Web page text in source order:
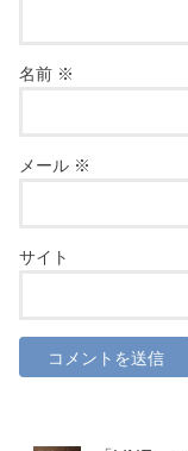
名前 ※
メール ※
サイト